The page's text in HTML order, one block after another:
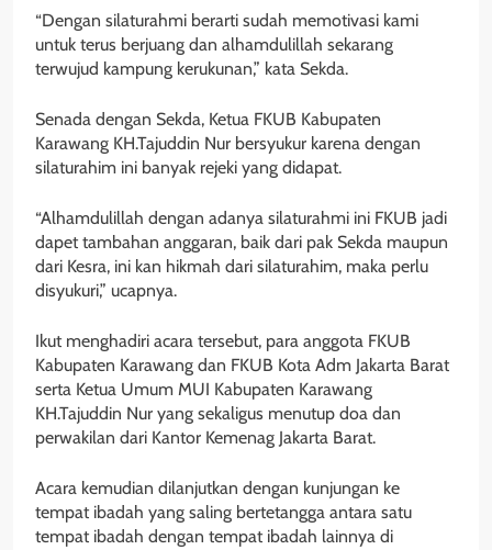
“Dengan silaturahmi berarti sudah memotivasi kami
untuk terus berjuang dan alhamdulillah sekarang
terwujud kampung kerukunan,” kata Sekda.
Senada dengan Sekda, Ketua FKUB Kabupaten
Karawang KH.Tajuddin Nur bersyukur karena dengan
silaturahim ini banyak rejeki yang didapat.
“Alhamdulillah dengan adanya silaturahmi ini FKUB jadi
dapet tambahan anggaran, baik dari pak Sekda maupun
dari Kesra, ini kan hikmah dari silaturahim, maka perlu
disyukuri,” ucapnya.
Ikut menghadiri acara tersebut, para anggota FKUB
Kabupaten Karawang dan FKUB Kota Adm Jakarta Barat
serta Ketua Umum MUI Kabupaten Karawang
KH.Tajuddin Nur yang sekaligus menutup doa dan
perwakilan dari Kantor Kemenag Jakarta Barat.
Acara kemudian dilanjutkan dengan kunjungan ke
tempat ibadah yang saling bertetangga antara satu
tempat ibadah dengan tempat ibadah lainnya di